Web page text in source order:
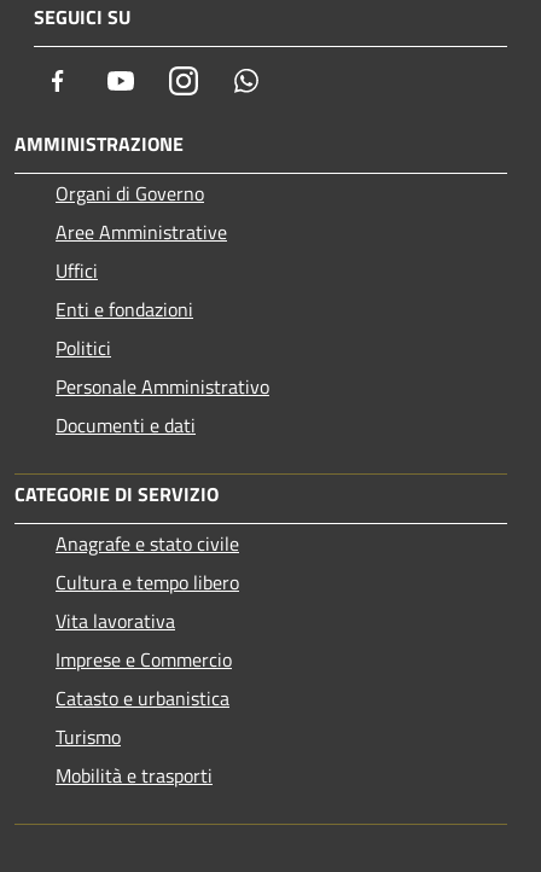
SEGUICI SU
Facebook YoutubeInstagram
AMMINISTRAZIONE
Organi di Governo
Aree Amministrative
Uffici
Enti e fondazioni
Politici
Personale Amministrativo
Documenti e dati
CATEGORIE DI SERVIZIO
Anagrafe e stato civile
Cultura e tempo libero
Vita lavorativa
Imprese e Commercio
Catasto e urbanistica
Turismo
Mobilità e trasporti